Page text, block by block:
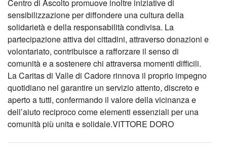
Centro di Ascolto promuove inoltre iniziative di
sensibilizzazione per diffondere una cultura della
solidarietà e della responsabilità condivisa. La
partecipazione attiva dei cittadini, attraverso donazioni e
volontariato, contribuisce a rafforzare il senso di
comunità e a sostenere chi attraversa momenti difficili.
La Caritas di Valle di Cadore rinnova il proprio impegno
quotidiano nel garantire un servizio attento, discreto e
aperto a tutti, confermando il valore della vicinanza e
dell’aiuto reciproco come elementi essenziali per una
comunità più unita e solidale.VITTORE DORO